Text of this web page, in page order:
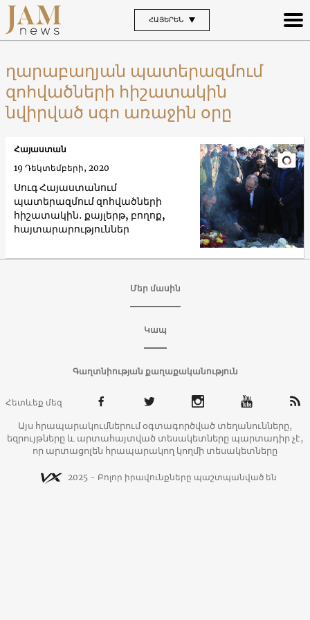
ՀԱՅԵՐԵՆ
ղարաբաղյան պատերազմում
զոհվածների հիշատակին
նվիրված սգո առաջին օրը
Սուգ Հայաստանում
պատերազմում զոհվածների
հիշատակին․ քայլերթ, բողոք,
հայտարարություններ
Հայաստան
19 Դեկտեմբերի, 2020
Մեր մասին
Կապ
Գաղտնիության քաղաքականություն
Հետևեք մեզ
Այս հրապարակումներում օգտագործված տեղանունները,
եզրույթները և արտահայտված տեսակետները պարտադիր չէ,
որ արտացոլեն հրապարակող կողմի տեսակետները
2025 - Բոլոր իրավունքները պաշտպանված են